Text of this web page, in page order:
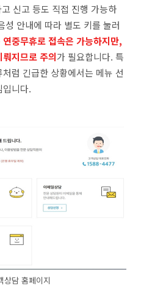
신고 등도 직접 진행 가능하
성 안내에 따라 별도 키를 눌러
연중무휴로 접속은 가능하지만,
지므로 주의가 필요합니다. 특
럼 긴급한 상황에서는 메뉴 선
입니다.
상담 홈페이지